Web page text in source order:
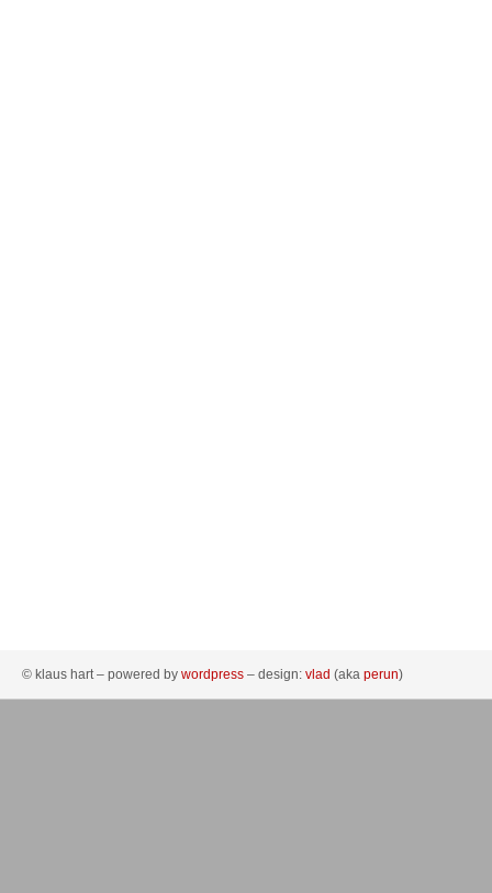
© klaus hart – powered by wordpress – design: vlad (aka perun)